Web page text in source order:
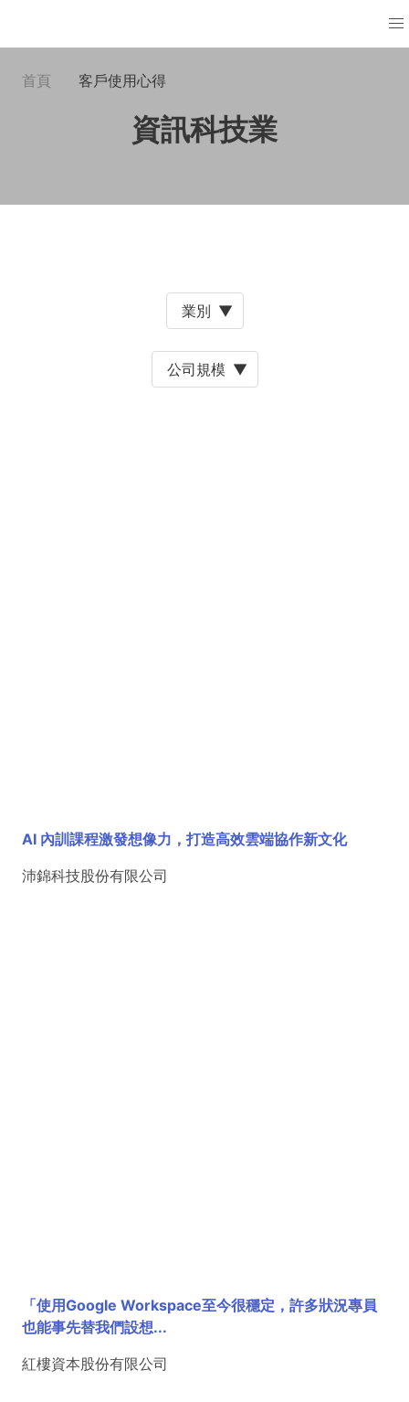
首頁 客戶使用心得
資訊科技業
業別 ▼
公司規模 ▼
AI 內訓課程激發想像力，打造高效雲端協作新文化
沛錦科技股份有限公司
「使用Google Workspace至今很穩定，許多狀況專員
也能事先替我們設想...
紅樓資本股份有限公司